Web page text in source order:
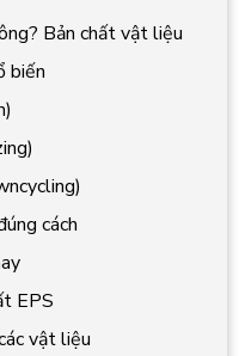
Bản chất vật liệu
biến
cách
EPS
vật liệu